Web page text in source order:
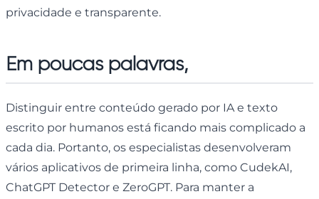
privacidade e transparente.
Em poucas palavras,
Distinguir entre conteúdo gerado por IA e texto
escrito por humanos está ficando mais complicado a
cada dia. Portanto, os especialistas desenvolveram
vários aplicativos de primeira linha, como CudekAI,
ChatGPT Detector e ZeroGPT. Para manter a